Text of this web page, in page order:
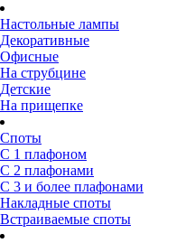
Настольные лампы
Декоративные
Офисные
На струбцине
Детские
На прищепке
Споты
С 1 плафоном
С 2 плафонами
С 3 и более плафонами
Накладные споты
Встраиваемые споты